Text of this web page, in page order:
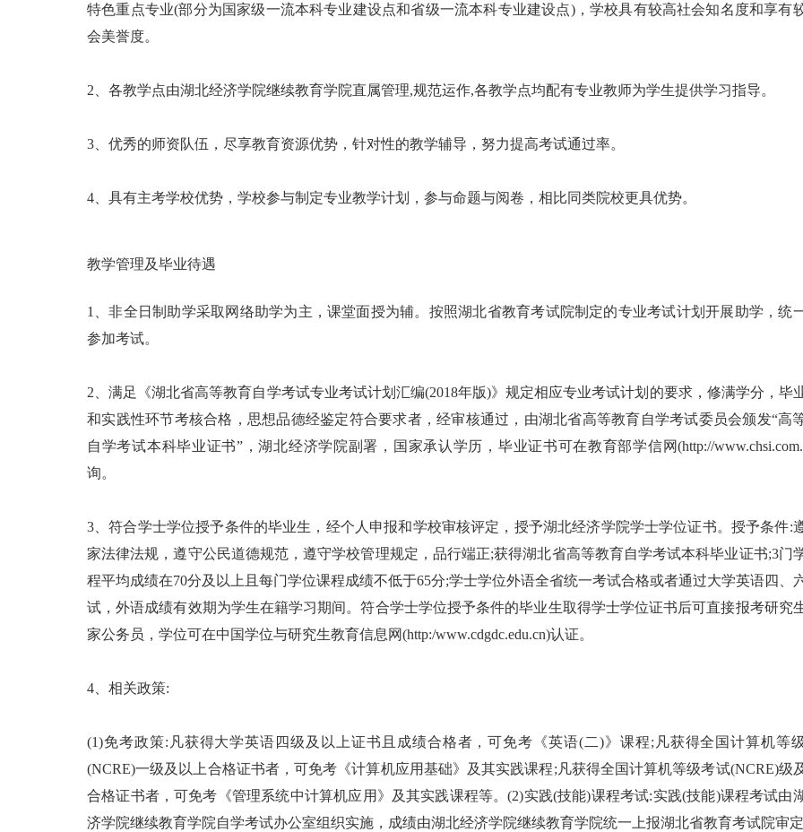
特色重点专业(部分为国家级一流本科专业建设点和省级一流本科专业建设点)，学校具有较高社会知名度和享有
会美誉度。
2、各教学点由湖北经济学院继续教育学院直属管理,规范运作,各教学点均配有专业教师为学生提供学习指导。
3、优秀的师资队伍，尽享教育资源优势，针对性的教学辅导，努力提高考试通过率。
4、具有主考学校优势，学校参与制定专业教学计划，参与命题与阅卷，相比同类院校更具优势。
教学管理及毕业待遇
1、非全日制助学采取网络助学为主，课堂面授为辅。按照湖北省教育考试院制定的专业考试计划开展助学，统
参加考试。
2、满足《湖北省高等教育自学考试专业考试计划汇编(2018年版)》规定相应专业考试计划的要求，修满学分，毕
和实践性环节考核合格，思想品德经鉴定符合要求者，经审核通过，由湖北省高等教育自学考试委员会颁发“高
自学考试本科毕业证书”，湖北经济学院副署，国家承认学历，毕业证书可在教育部学信网(http://
询。
3、符合学士学位授予条件的毕业生，经个人申报和学校审核评定，授予湖北经济学院学士学位证书。授予条件:
家法律法规，遵守公民道德规范，遵守学校管理规定，品行端正;获得湖北省高等教育自学考试本科毕业证书;3门
程平均成绩在70分及以上且每门学位课程成绩不低于65分;学士学位外语全省统一考试合格或者通过大学英语四、
试，外语成绩有效期为学生在籍学习期间。符合学士学位授予条件的毕业生取得学士学位证书后可直接报考研究
家公务员，学位可在中国学位与研究生教育信息网(http:/www.cdgdc.edu.cn)认证。
4、相关政策:
(1)免考政策:凡获得大学英语四级及以上证书且成绩合格者，可免考《英语(二)》课程;凡获得全国计算机等
(NCRE)一级及以上合格证书者，可免考《计算机应用基础》及其实践课程;凡获得全国计算机等级考试(NCRE)级
合格证书者，可免考《管理系统中计算机应用》及其实践课程等。(2)实践(技能)课程考试:实践(技能)课程考试由
济学院继续教育学院自学考试办公室组织实施，成绩由湖北经济学院继续教育学院统一上报湖北省教育考试院审定